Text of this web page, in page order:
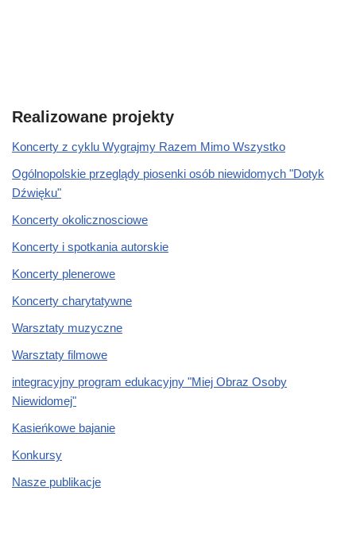
Realizowane projekty
Koncerty z cyklu Wygrajmy Razem Mimo Wszystko
Ogólnopolskie przeglądy piosenki osób niewidomych "Dotyk
Dźwięku"
Koncerty okolicznosciowe
Koncerty i spotkania autorskie
Koncerty plenerowe
Koncerty charytatywne
Warsztaty muzyczne
Warsztaty filmowe
integracyjny program edukacyjny "Miej Obraz Osoby
Niewidomej"
Kasieńkowe bajanie
Konkursy
Nasze publikacje